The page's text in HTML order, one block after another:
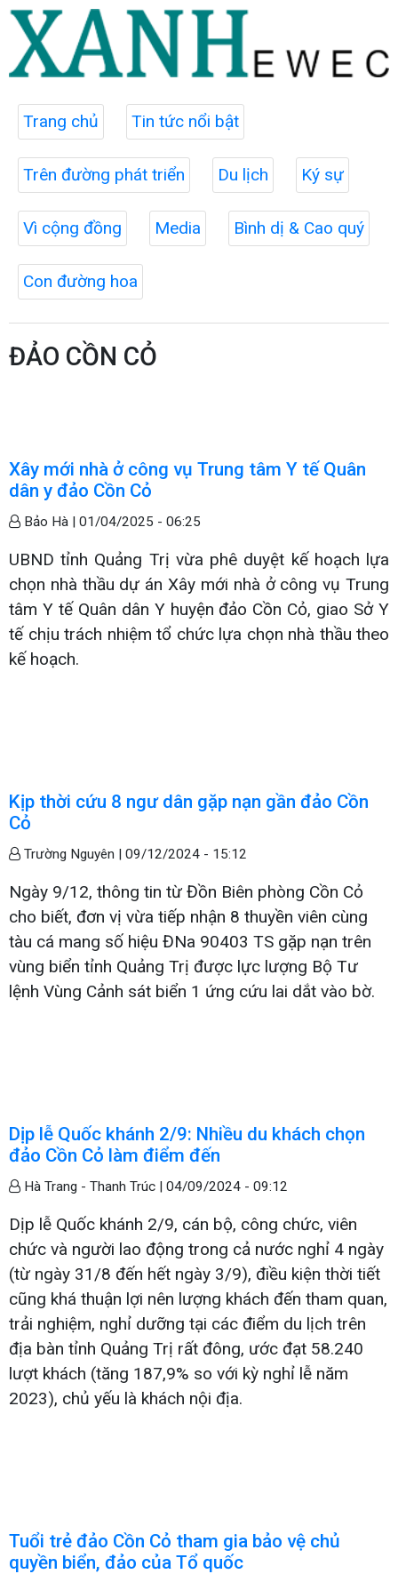
Trang chủ Tin tức nổi bật
Trên đường phát triển Du lịch Ký sự
Vì cộng đồng Media Bình dị & Cao quý
Con đường hoa
ĐẢO CỒN CỎ
Xây mới nhà ở công vụ Trung tâm Y tế Quân
dân y đảo Cồn Cỏ
Bảo Hà | 01/04/2025 - 06:25
UBND tỉnh Quảng Trị vừa phê duyệt kế hoạch lựa
chọn nhà thầu dự án Xây mới nhà ở công vụ Trung
tâm Y tế Quân dân Y huyện đảo Cồn Cỏ, giao Sở Y
tế chịu trách nhiệm tổ chức lựa chọn nhà thầu theo
kế hoạch.
Kịp thời cứu 8 ngư dân gặp nạn gần đảo Cồn
Cỏ
Trường Nguyên | 09/12/2024 - 15:12
Ngày 9/12, thông tin từ Đồn Biên phòng Cồn Cỏ
cho biết, đơn vị vừa tiếp nhận 8 thuyền viên cùng
tàu cá mang số hiệu ĐNa 90403 TS gặp nạn trên
vùng biển tỉnh Quảng Trị được lực lượng Bộ Tư
lệnh Vùng Cảnh sát biển 1 ứng cứu lai dắt vào bờ.
Dịp lễ Quốc khánh 2/9: Nhiều du khách chọn
đảo Cồn Cỏ làm điểm đến
Hà Trang - Thanh Trúc | 04/09/2024 - 09:12
Dịp lễ Quốc khánh 2/9, cán bộ, công chức, viên
chức và người lao động trong cả nước nghỉ 4 ngày
(từ ngày 31/8 đến hết ngày 3/9), điều kiện thời tiết
cũng khá thuận lợi nên lượng khách đến tham quan,
trải nghiệm, nghỉ dưỡng tại các điểm du lịch trên
địa bàn tỉnh Quảng Trị rất đông, ước đạt 58.240
lượt khách (tăng 187,9% so với kỳ nghỉ lễ năm
2023), chủ yếu là khách nội địa.
Tuổi trẻ đảo Cồn Cỏ tham gia bảo vệ chủ
quyền biển, đảo của Tổ quốc